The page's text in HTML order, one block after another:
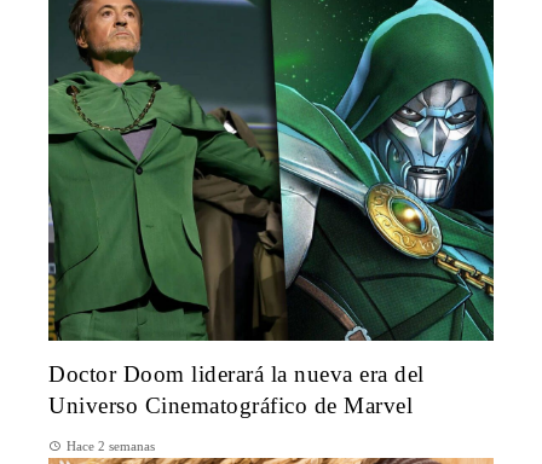
Doctor Doom liderará la nueva era del
Universo Cinematográfico de Marvel
Hace 2 semanas